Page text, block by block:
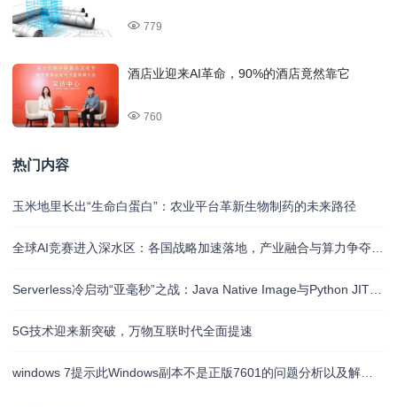
779
酒店业迎来AI革命，90%的酒店竟然靠它
760
热门内容
玉米地里长出“生命白蛋白”：农业平台革新生物制药的未来路径
全球AI竞赛进入深水区：各国战略加速落地，产业融合与算力争夺白热化
Serverless冷启动“亚毫秒”之战：Java Native Image与Python JIT的对决实录
5G技术迎来新突破，万物互联时代全面提速
windows 7提示此Windows副本不是正版7601的问题分析以及解决方法